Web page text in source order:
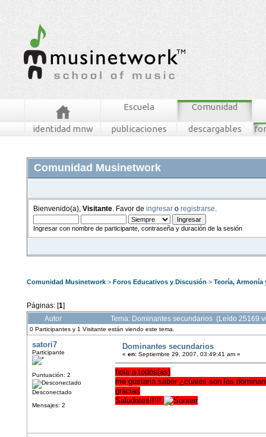
Escuela Comunidad
identidad mnw publicaciones descargables
Comunidad Musinetwork
Bienvenido(a), Visitante . Favor de ingresar o registrarse
Ingresar con nombre de participante, contraseña y duración de la sesión
Comunidad Musinetwork > Foros Educativos y Discusión > Teoría,
Páginas: [1]
Autor
Tema: Dominantes secundarios (Leído 25169
0 Participantes y 1 Visitante están viendo este tema.
satori7
Participante
Puntuación: 2
Desconectado
Mensajes: 2
Dominantes secundarios
« en: Septiembre 29, 2007, 03:49:41 am »
hola a todos(as)
me gustaria saber ¿cúales son los
gracias
Saludotes!!!!!